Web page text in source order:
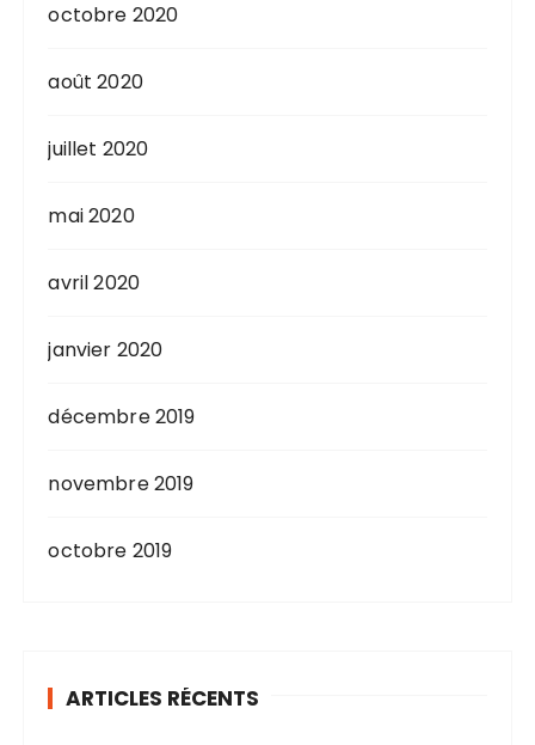
octobre 2020
août 2020
juillet 2020
mai 2020
avril 2020
janvier 2020
décembre 2019
novembre 2019
octobre 2019
ARTICLES RÉCENTS